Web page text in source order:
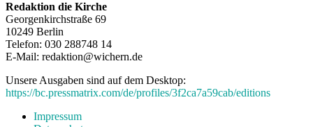
Redaktion die Kirche
Georgenkirchstraße 69
10249 Berlin
Telefon: 030 288748 14
E-Mail: redaktion@wichern.de
Unsere Ausgaben sind auf dem Desktop:
https://bc.pressmatrix.com/de/profiles/3f2ca7a59cab/editions
Impressum